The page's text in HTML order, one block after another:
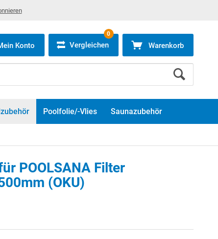
Konto Vergleichen
0
Warenkorb
Poolfolie/-Vlies Saunazubehör
POOLSANA Filter
(OKU)